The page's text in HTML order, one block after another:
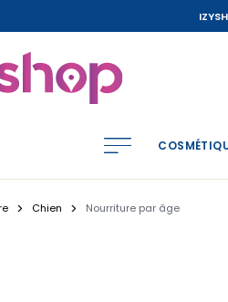
Chien Nourriture par âge